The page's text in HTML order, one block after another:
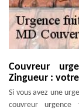
Couvreur
Zingueur :
Si vous avez une
couvreur